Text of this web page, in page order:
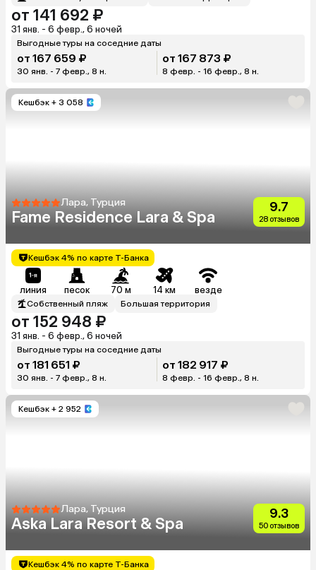
от 141 692 ₽
31 янв. - 6 февр., 6 ночей
Выгодные туры на соседние даты
от 167 659 ₽
30 янв. - 7 февр., 8 н.
от 167 873 ₽
8 февр. - 16 февр., 8 н.
Кешбэк + 3 058
Лара, Турция
Fame Residence Lara & Spa
9.7
28 отзывов
Кешбэк 4% по карте Т-Банка
линия песок 70 м 14 км везде
Собственный пляж Большая территория
от 152 948 ₽
31 янв. - 6 февр., 6 ночей
Выгодные туры на соседние даты
от 181 651 ₽
30 янв. - 7 февр., 8 н.
от 182 917 ₽
8 февр. - 16 февр., 8 н.
Кешбэк + 2 952
Лара, Турция
Aska Lara Resort & Spa
9.3
50 отзывов
Кешбэк 4% по карте Т-Банка